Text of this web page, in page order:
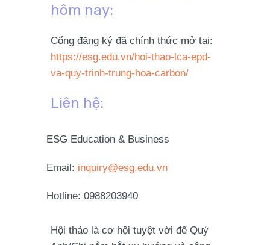
hôm nay:
Cổng đăng ký đã chính thức mở tại:
https://esg.edu.vn/hoi-thao-lca-epd-
va-quy-trinh-trung-hoa-carbon/
Liên hệ:
ESG Education & Business
Email: inquiry@esg.edu.vn
Hotline: 0988203940
Hội thảo là cơ hội tuyệt vời để Quý